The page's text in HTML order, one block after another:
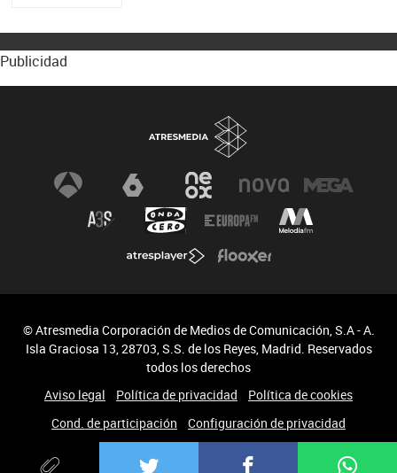
Publicidad
© Atresmedia Corporación de Medios de Comunicación, S.A - A.
Isla Graciosa 13, 28703, S.S. de los Reyes, Madrid. Reservados
todos los derechos
Aviso legal
Política de privacidad
Política de cookies
Cond. de participación
Configuración de privacidad